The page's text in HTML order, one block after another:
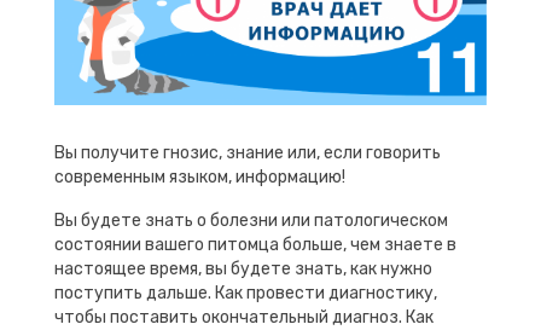
Вы получите гнозис, знание или, если говорить
современным языком, информацию!
Вы будете знать о болезни или патологическом
состоянии вашего питомца больше, чем знаете в
настоящее время, вы будете знать, как нужно
поступить дальше. Как провести диагностику,
чтобы поставить окончательный диагноз. Как